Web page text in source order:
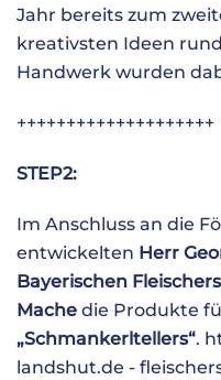
Jahr bereits zum
kreativsten Ideen
Handwerk wurden
++++++++++++++++++++
STEP2:
Im Anschluss an die
entwickelten Herr
Bayerischen
Mache die Produkte
„Schmankerltellers“.
landshut.de -